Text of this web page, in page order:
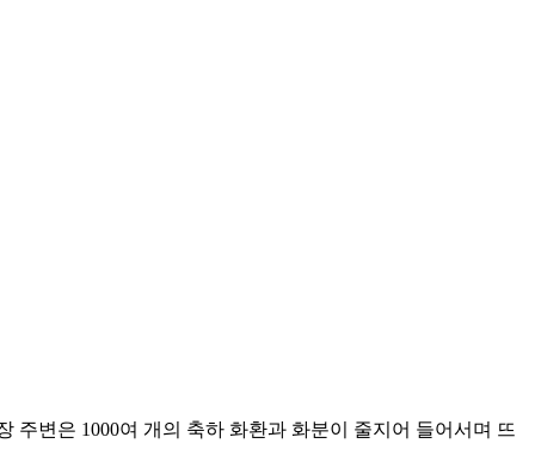
주변은 1000여 개의 축하 화환과 화분이 줄지어 들어서며 뜨